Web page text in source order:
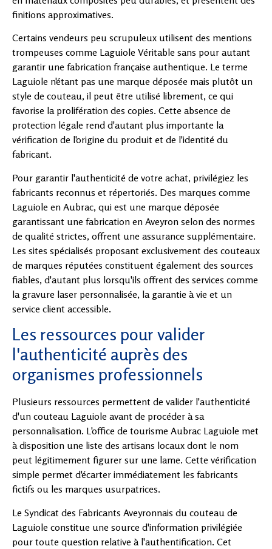
finitions approximatives.
Certains vendeurs peu scrupuleux utilisent des mentions
trompeuses comme Laguiole Véritable sans pour autant
garantir une fabrication française authentique. Le terme
Laguiole n'étant pas une marque déposée mais plutôt un
style de couteau, il peut être utilisé librement, ce qui
favorise la prolifération des copies. Cette absence de
protection légale rend d'autant plus importante la
vérification de l'origine du produit et de l'identité du
fabricant.
Pour garantir l'authenticité de votre achat, privilégiez les
fabricants reconnus et répertoriés. Des marques comme
Laguiole en Aubrac, qui est une marque déposée
garantissant une fabrication en Aveyron selon des normes
de qualité strictes, offrent une assurance supplémentaire.
Les sites spécialisés proposant exclusivement des couteaux
de marques réputées constituent également des sources
fiables, d'autant plus lorsqu'ils offrent des services comme
la gravure laser personnalisée, la garantie à vie et un
service client accessible.
Les ressources pour valider
l'authenticité auprès des
organismes professionnels
Plusieurs ressources permettent de valider l'authenticité
d'un couteau Laguiole avant de procéder à sa
personnalisation. L'office de tourisme Aubrac Laguiole met
à disposition une liste des artisans locaux dont le nom
peut légitimement figurer sur une lame. Cette vérification
simple permet d'écarter immédiatement les fabricants
fictifs ou les marques usurpatrices.
Le Syndicat des Fabricants Aveyronnais du couteau de
Laguiole constitue une source d'information privilégiée
pour toute question relative à l'authentification. Cet